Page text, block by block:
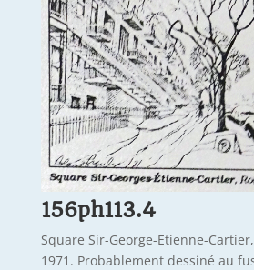
156ph113.4
Square Sir-George-Etienne-
1971. Probablement dessiné au